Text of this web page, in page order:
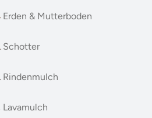
Erden & Mutterboden
Schotter
Rindenmulch
Lavamulch